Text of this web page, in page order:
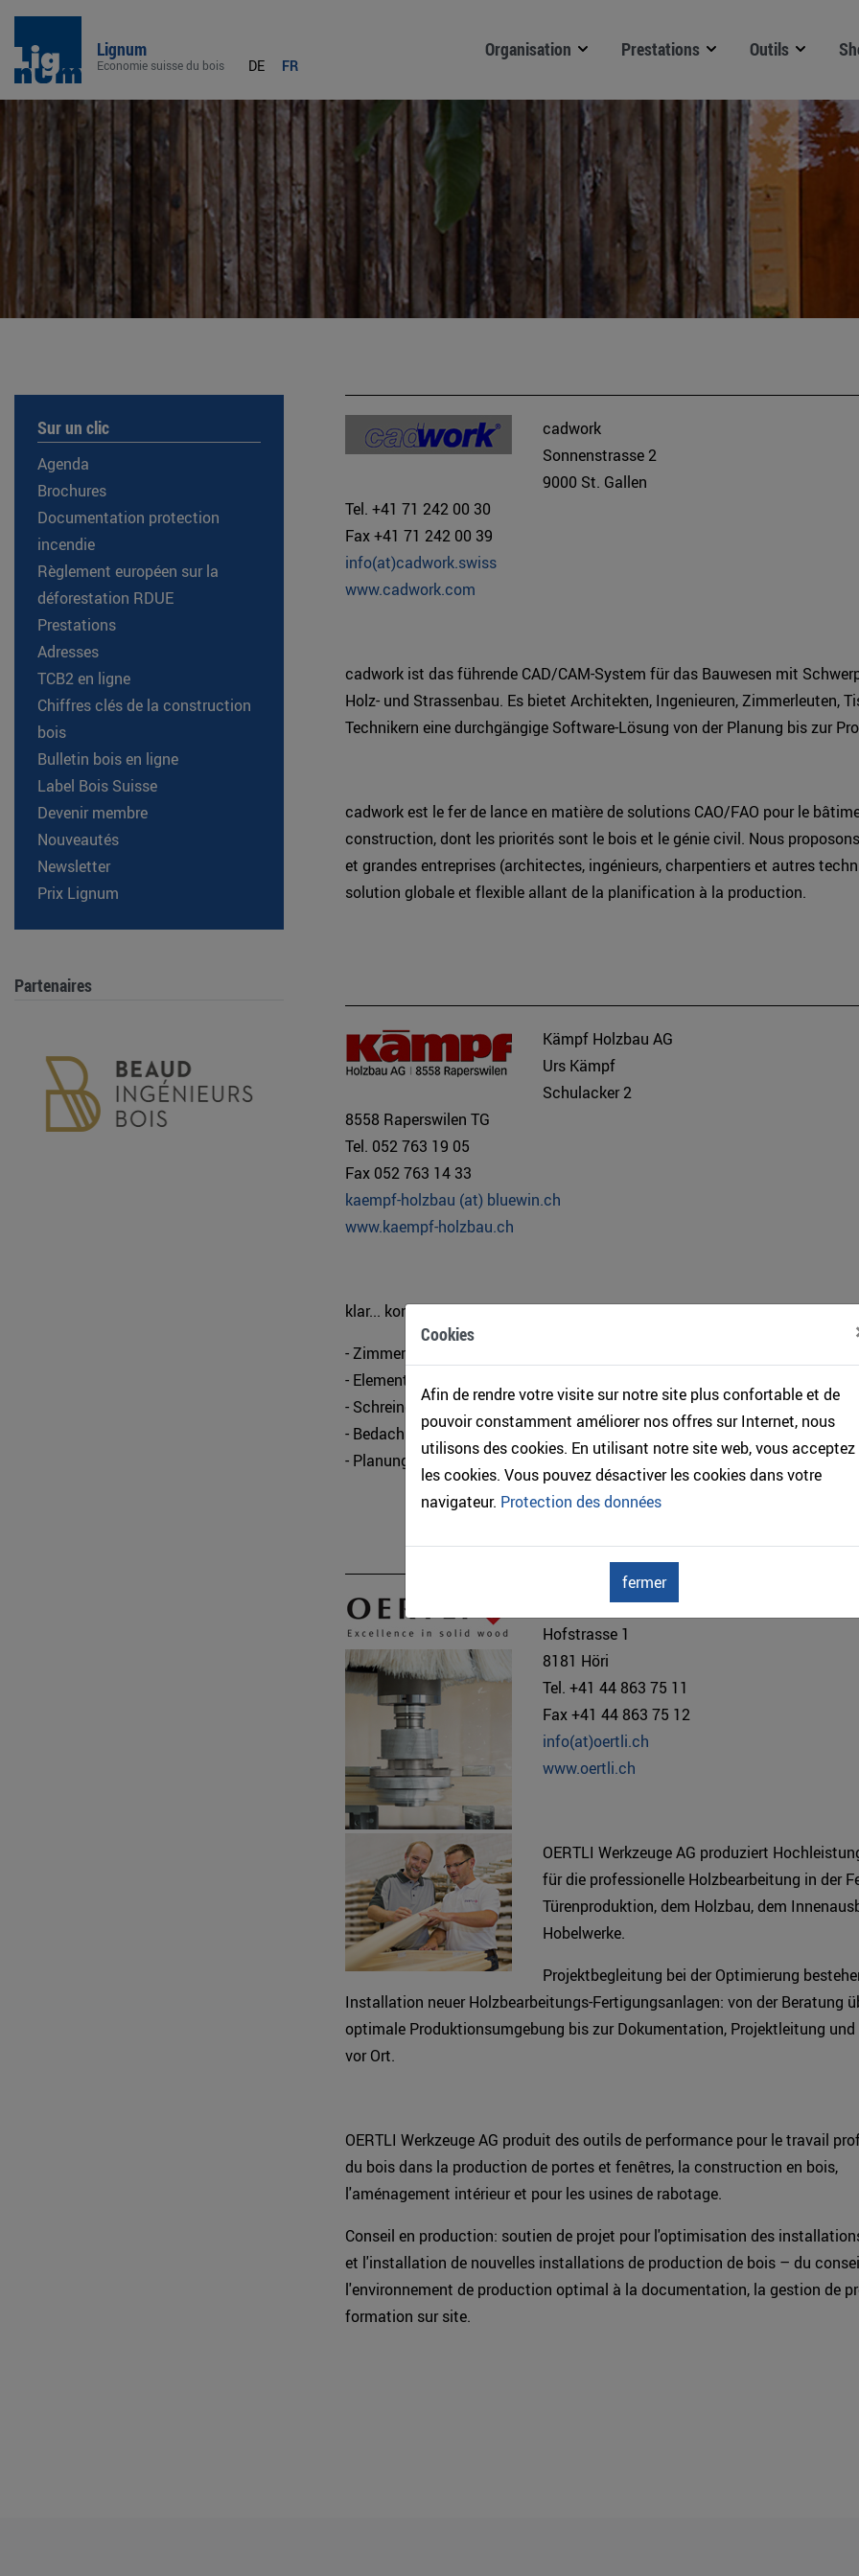
Cookies
Afin de rendre votre visite sur notre site plus confortable et de
pouvoir constamment améliorer nos offres sur Internet, nous
utilisons des cookies. En utilisant notre site web, vous acceptez
les cookies. Vous pouvez désactiver les cookies dans votre
navigateur. Protection des données
fermer
Lignum
Economie suisse du bois DE FR
Organisation Prestations Outils
Sur un clic
Agenda
Brochures
Documentation protection
incendie
Règlement européen sur la
déforestation RDUE
Prestations
Adresses
TCB2 en ligne
Chiffres clés de la construction
bois
Bulletin bois en ligne
Label Bois Suisse
Devenir membre
Nouveautés
Newsletter
Prix Lignum
Partenaires
cadwork
Sonnenstrasse 2
9000 St. Gallen
Tel. +41 71 242 00 30
Fax +41 71 242 00 39
info(at)cadwork.swiss
www.cadwork.com
cadwork ist das führende CAD/CAM-System für das Bauwesen mit
Holz- und Strassenbau. Es bietet Architekten, Ingenieuren, Zimmerleuten,
Technikern eine durchgängige Software-Lösung von der Planung bis zur
cadwork est le fer de lance en matière de solutions CAO/FAO pour le
construction, dont les priorités sont le bois et le génie civil. Nous
et grandes entreprises (architectes, ingénieurs, charpentiers et autres
solution globale et flexible allant de la planification à la production.
Kämpf Holzbau AG
Urs Kämpf
Schulacker 2
8558 Raperswilen TG
Tel. 052 763 19 05
Fax 052 763 14 33
kaempf-holzbau (at) bluewin.ch
www.kaempf-holzbau.ch
klar... kompetent.... kämpf
- Zimmerei
- Elementbau
- Schreinerei
- Bedachung
- Planung
OERTLI Werkzeuge AG
Hofstrasse 1
8181 Höri
Tel. +41 44 863 75 11
Fax +41 44 863 75 12
info(at)oertli.ch
www.oertli.ch
OERTLI Werkzeuge AG produziert
für die professionelle Holzbearbeitung in der
Türenproduktion, dem Holzbau, dem
Hobelwerke.
Projektbegleitung bei der Optimierung
Installation neuer Holzbearbeitungs-Fertigungsanlagen: von der Beratung
optimale Produktionsumgebung bis zur Dokumentation, Projektleitung
vor Ort.
OERTLI Werkzeuge AG produit des outils de performance pour le travail
du bois dans la production de portes et fenêtres, la construction en bois,
l'aménagement intérieur et pour les usines de rabotage.
Conseil en production: soutien de projet pour l'optimisation des
et l'installation de nouvelles installations de production de bois – du
l'environnement de production optimal à la documentation, la gestion de
formation sur site.